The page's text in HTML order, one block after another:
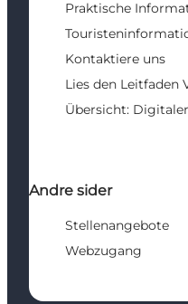
Praktische
Kontaktiere uns
Lies den Leitfaden
Übersicht:
Andre sider
Stellenangebote
Webzugang